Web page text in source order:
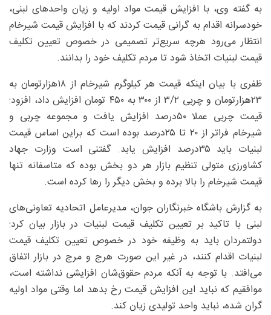
به گفته وی، با افزایش قیمت مواد اولیه و زیان واحدهای لبنی،
خودسرانه اقدام به گرانی قیمت کردند که با افزایش قیمت شیرخام
انتظار می‌رود هرچه سریع‌تر تصمیمی در خصوص تعیین تکلیف
قیمت لبنیات اتخاذ شود تا مردم تکلیف خود را بدانند.
ظفری با بیان اینکه قیمت هر کیلوگرم شیرخام از ۱۸‌هزارتومان به
۲۳‌هزارتومان و چربی ۲/‏‏۳ از ۳۰۰ به ۴۵۰ تومان افزایش داد، افزود:
قیمت چربی عملا ۵۰‌درصد افزایش یافت و مجموعه چربی و
شیرخام فراتر از ۲۰ تا ۲۵‌درصد بوده است که براین اساس قیمت
لبنیات باید ۳۵‌درصد افزایش یابد. گفتنی است وزارت جهاد
کشاورزی متولی تنظیم بازار هر دو بخش بوده که متاسفانه ‌تنها
قیمت شیرخام را بالا برده و بخش دیگر را رها کرده است.
به گزارش باشگاه خبرنگاران جوان، مدیرعامل اتحادیه تعاونی‌های
لبنی با تاکید بر تعیین تکلیف قیمت لبنیات در بازار بیان کرد:
دولتمردان باید به وظیفه خود در خصوص تعیین تکلیف قیمت
لبنیات اقدام کنند، در غیر این صورت هرج و مرج در بازار اتفاق
می‌افتد. با توجه به آنکه مردم حقوق‌شان افزایشی نداشته است،
موافقیم که نباید این افزایش قیمت رخ بدهد اما وقتی مواد اولیه
گران شده، نباید واحد تولیدی زیان کند.